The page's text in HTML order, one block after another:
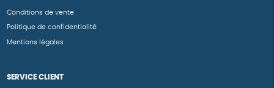
Conditions de vente
Politique de confidentialité
Mentions légales
SERVICE CLIENT